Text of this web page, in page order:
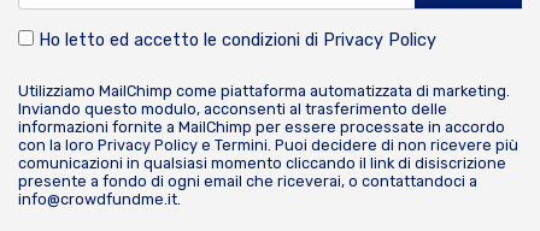
Ho letto ed accetto le condizioni di Privacy Policy
Utilizziamo MailChimp come piattaforma automatizzata di marketing.
Inviando questo modulo, acconsenti al trasferimento delle
informazioni fornite a MailChimp per essere processate in accordo
con la loro Privacy Policy e Termini . Puoi decidere di non ricevere più
comunicazioni in qualsiasi momento cliccando il link di disiscrizione
presente a fondo di ogni email che riceverai, o contattandoci a
info@crowdfundme.it